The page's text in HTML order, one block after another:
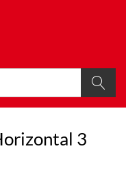
Buscar
3